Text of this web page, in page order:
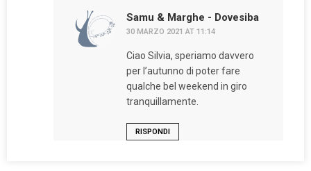
Samu & Marghe - Dovesiba
30 MARZO 2021 AT 11:14
Ciao Silvia, speriamo davvero
per l’autunno di poter fare
qualche bel weekend in giro
tranquillamente.
RISPONDI